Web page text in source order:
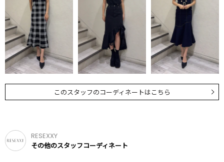
このスタッフのコーディネートはこちら
RESEXXY
その他のスタッフコーディネート